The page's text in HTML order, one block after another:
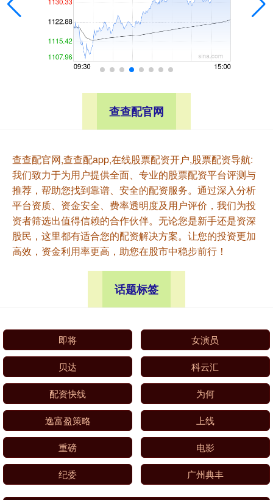
查查配官网
查查配官网,查查配app,在线股票配资开户,股票配资导航:
我们致力于为用户提供全面、专业的股票配资平台评测与
推荐，帮助您找到靠谱、安全的配资服务。通过深入分析
平台资质、资金安全、费率透明度及用户评价，我们为投
资者筛选出值得信赖的合作伙伴。无论您是新手还是资深
股民，这里都有适合您的配资解决方案。让您的投资更加
高效，资金利用率更高，助您在股市中稳步前行！
话题标签
即将 女演员
贝达 科云汇
配资快线 为何
逸富盈策略 上线
重磅 电影
纪委 广州典丰